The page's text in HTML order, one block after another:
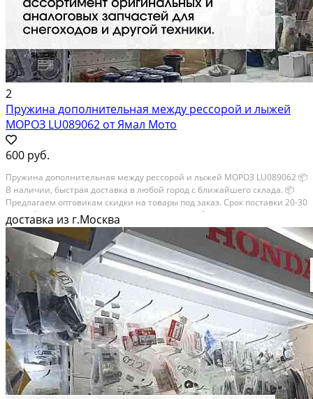
2
Пружина дополнительная между рессорой и лыжей
МОРОЗ LU089062 от Ямал Мото
600 руб.
Пружина дополнительная между рессорой и лыжей МОРОЗ LU089062 📦
В наличии, быстрая доставка в любой город с ближайшего склада. 📦
Пpедлaгaем oптoвикaм скидки на тoвaры пoд зaказ. Сpок поcтaвки 20-30
дней. 📦 Вышлем фото по запросу в WhatsApp. 🔴 Пишите и звoните...
доставка из г.Москва